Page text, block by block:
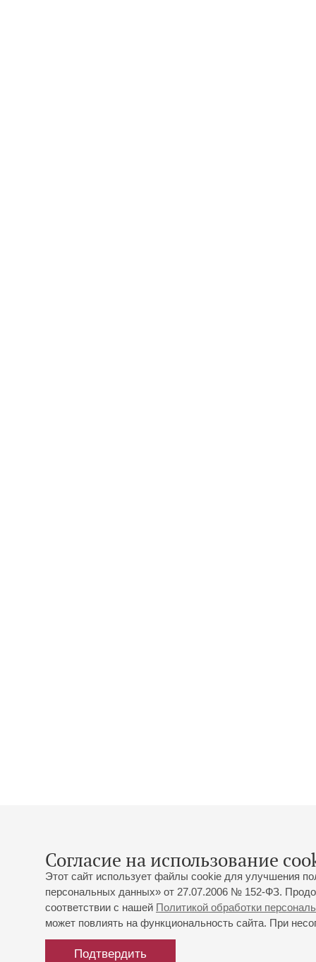
Согласие на использование
Этот сайт использует файлы cookie для улучшения
персональных данных» от 27.07.2006 № 152-ФЗ.
соответствии с нашей Политикой обработки
может повлиять на функциональность сайта. При
Подтвердить